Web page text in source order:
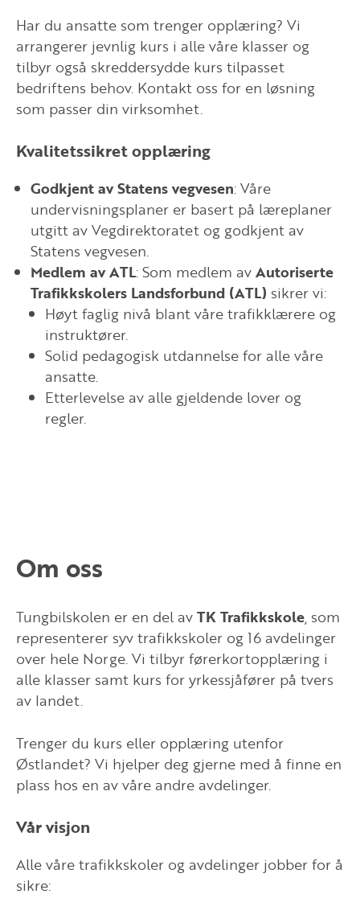
Har du ansatte som trenger opplæring? Vi
arrangerer jevnlig kurs i alle våre klasser og
tilbyr også skreddersydde kurs tilpasset
bedriftens behov. Kontakt oss for en løsning
som passer din virksomhet.
Kvalitetssikret opplæring
Godkjent av Statens vegvesen: Våre
undervisningsplaner er basert på læreplaner
utgitt av Vegdirektoratet og godkjent av
Statens vegvesen.
Medlem av ATL: Som medlem avAutoriserte
Trafikkskolers Landsforbund (ATL) sikrer vi:
Høyt faglig nivå blant våre trafikklærere og
instruktører.
Solid pedagogisk utdannelse for alle våre
ansatte.
Etterlevelse av alle gjeldende lover og
regler.
Om oss
Tungbilskolen er en del avTK Trafikkskole, som
representerer syv trafikkskoler og 16 avdelinger
over hele Norge. Vi tilbyr førerkortopplæring i
alle klasser samt kurs for yrkessjåfører på tvers
av landet.
Trenger du kurs eller opplæring utenfor
Østlandet? Vi hjelper deg gjerne med å finne en
plass hos en av våre andre avdelinger.
Vår visjon
Alle våre trafikkskoler og avdelinger jobber for å
sikre: